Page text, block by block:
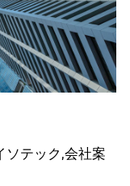
ソテック,会社案